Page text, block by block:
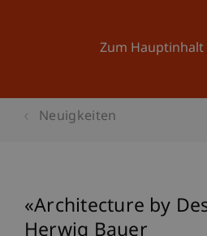
Zum Hauptinhalt
Neuigkeiten
«Architecture by
Herwig Bauer